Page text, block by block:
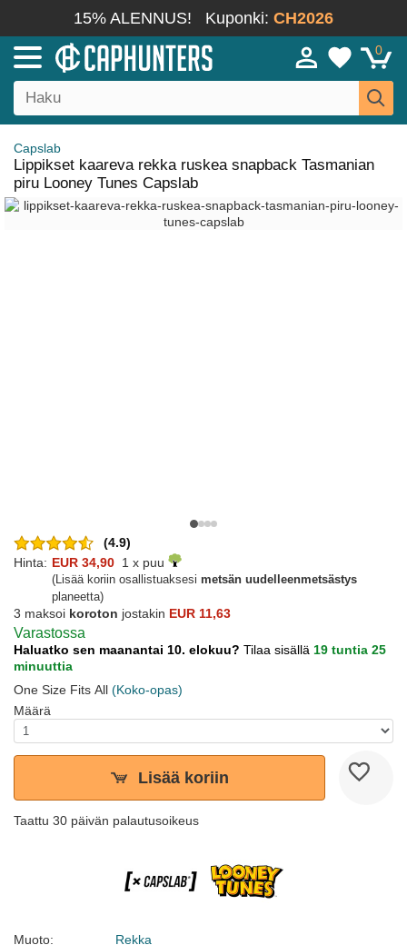
15% ALENNUS! Kuponki: CH2026
0
Capslab
Lippikset kaareva rekka ruskea snapback Tasmanian
piru Looney Tunes Capslab
(4.9)
Hinta: EUR 34,90 1 x puu
(Lisää koriin osallistuaksesi metsän uudelleenmetsästys
planeetta)
3 maksoi koroton jostakin EUR 11,63
Varastossa
Haluatko sen maanantai 10. elokuu? Tilaa sisällä 19 tuntia 25
minuuttia
One Size Fits All (Koko-opas)
Määrä
Lisää koriin
Taattu 30 päivän palautusoikeus
Muoto:
Rekka